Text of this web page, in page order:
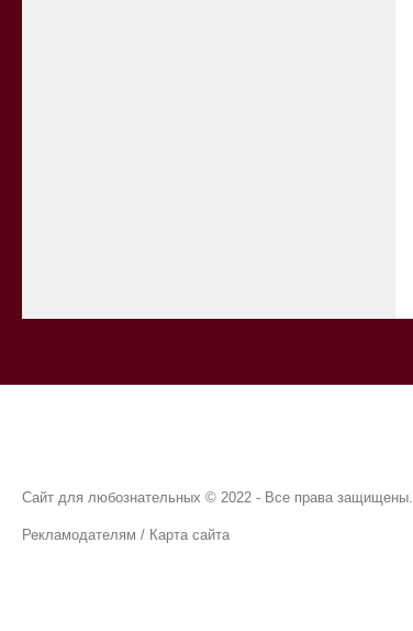
Сайт для любознательных © 2022 - Все права защищены.
Рекламодателям / Карта сайта